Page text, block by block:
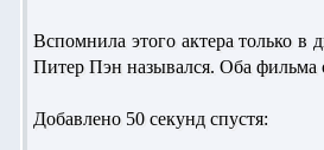
Вспомнила этого актера только
Питер Пэн назывался. Оба фильма
Добавлено 50 секунд спустя: